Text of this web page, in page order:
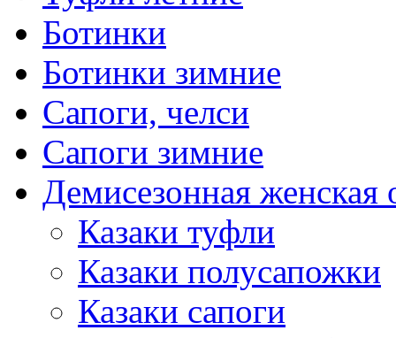
Ботинки
Ботинки зимние
Сапоги, челси
Сапоги зимние
Демисезонная женская
Казаки туфли
Казаки полусапожки
Казаки сапоги